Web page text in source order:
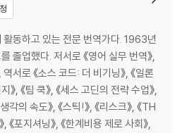
동하고 있는 전문 번역가다. 1963년
졸업했다. 저서로 《영어 실무 번역》,
서로 《소스 코드: 더 비기닝》, 《일론
》, 《팀 쿡》, 《세스 고딘의 전략 수업》,
각의 속도》, 《스틱!》, 《리스크》, 《TH
포지셔닝》, 《한계비용 제로 사회》,